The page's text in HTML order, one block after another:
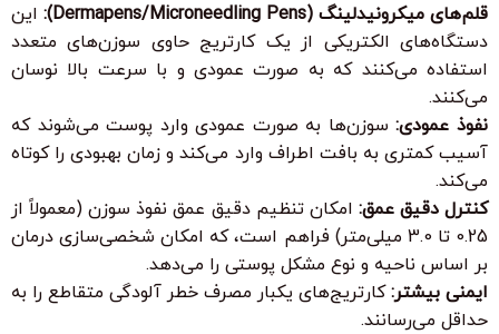
قلم‌های میکرونیدلینگ (Dermapens/Microneedling Pens):
این
دستگاه‌های الکتریکی از یک کارتریج حاوی سوزن‌های متعدد
استفاده می‌کنند که به صورت عمودی و با سرعت بالا نوسان
می‌کنند.
نفوذ عمودی:سوزن‌ها به صورت عمودی وارد پوست می‌شوند که
آسیب کمتری به بافت اطراف وارد می‌کند و زمان بهبودی را کوتاه
می‌کند.
کنترل دقیق عمق: امکان تنظیم دقیق عمق نفوذ سوزن (معمولاً از
0.25 تا 3.0 میلی‌متر) فراهم است، که امکان شخصی‌سازی درمان
بر اساس ناحیه و نوع مشکل پوستی را می‌دهد.
ایمنی بیشتر:کارتریج‌های یکبار مصرف خطر آلودگی متقاطع را به
حداقل می‌رسانند.